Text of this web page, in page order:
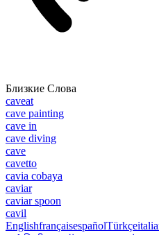
Близкие Слова
caveat
cave painting
cave in
cave diving
cave
cavetto
cavia cobaya
caviar
caviar spoon
cavil
EnglishfrançaisespañolTürkçe